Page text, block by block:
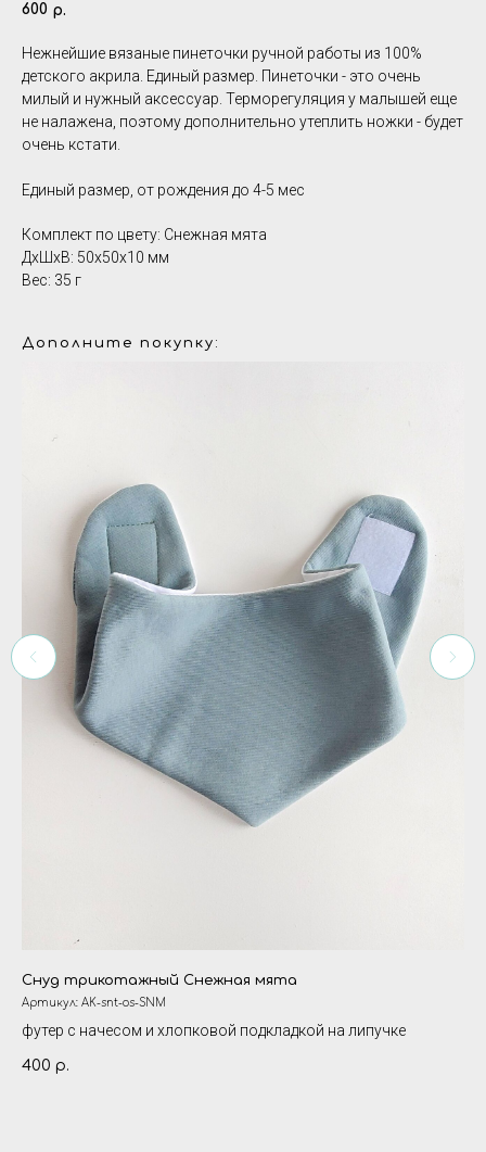
600 р.
Нежнейшие вязаные пинеточки ручной работы из 100%
детского акрила. Единый размер. Пинеточки - это очень
милый и нужный аксессуар. Терморегуляция у малышей еще
не налажена, поэтому дополнительно утеплить ножки - будет
очень кстати.
Единый размер, от рождения до 4-5 мес
Комплект по цвету: Снежная мята
ДxШxВ: 50x50x10 мм
Вес: 35 г
Дополните покупку:
Снуд трикотажный Снежная мята
Артикул: AK-snt-os-SNM
футер с начесом и хлопковой подкладкой на липучке
400 р.